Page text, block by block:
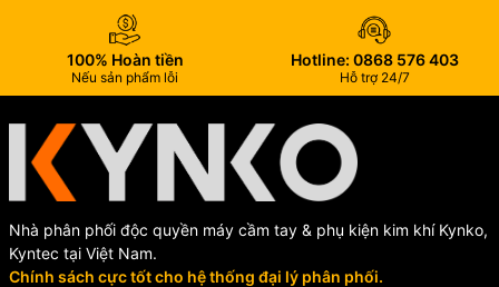
100% Hoàn tiền
Nếu sản phẩm lỗi
Hotline: 0868 576 403
Hỗ trợ 24/7
Nhà phân phối độc quyền máy cầm tay & phụ kiện kim khí Kynko,
Kyntec tại Việt Nam.
Chính sách cực tốt cho hệ thống đại lý phân phối.